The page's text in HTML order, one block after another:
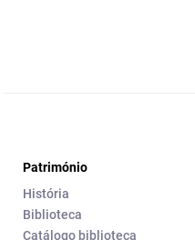
Património
História
Biblioteca
Catálogo biblioteca